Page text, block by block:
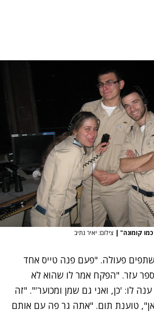
קומונה" | צילום: יאיר נתיב
פעולה. "פעם פנה טייס אחד
עזר. "הפקח אמר לו שהוא לא
לו: 'כן, ואני גם שמן ומכוער'". "זה
טוענת תום. "אתה גר פה עם אותם